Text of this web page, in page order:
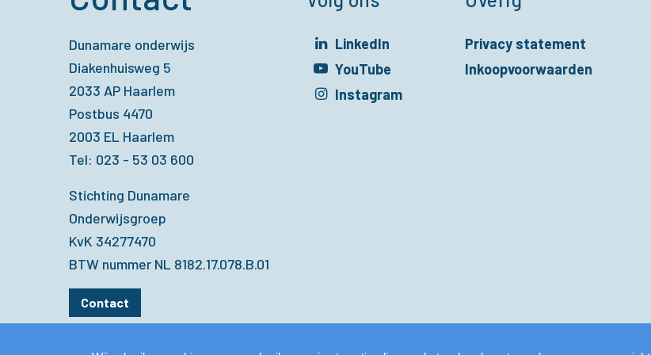
Dunamare onderwijs
Diakenhuisweg 5
2033 AP Haarlem
Postbus 4470
2003 EL Haarlem
Tel: 023 - 53 03 600
Stichting Dunamare
Onderwijsgroep
KvK 34277470
BTW nummer NL 8182.17.078.B.01
Contact
LinkedIn
Opent in een nieuw venster
YouTube
Opent in een nieuw venster
Instagram
Privacy statement
Inkoopvoorwaarden